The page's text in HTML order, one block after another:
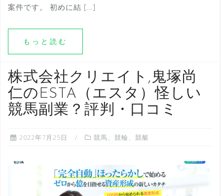
案件です。 初めに結 […]
もっと読む
株式会社クリエイト,鬼塚尚
仁のESTA（エスタ）怪しい
競馬副業？評判・口コミ
2022年7月25日 競馬、競輪、競艇